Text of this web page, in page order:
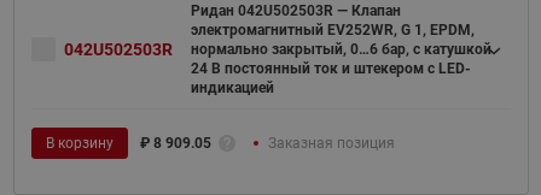
042U502503R
Ридан 042U502503R — Клапан
электромагнитный EV252WR, G 1, EPDM,
нормально закрытый, 0…6 бар, с катушкой
24 В постоянный ток и штекером с LED-
индикацией
В корзину ₽ 8 909.05 Заказная позиция